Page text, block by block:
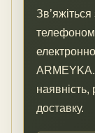
наявність,
доставку.